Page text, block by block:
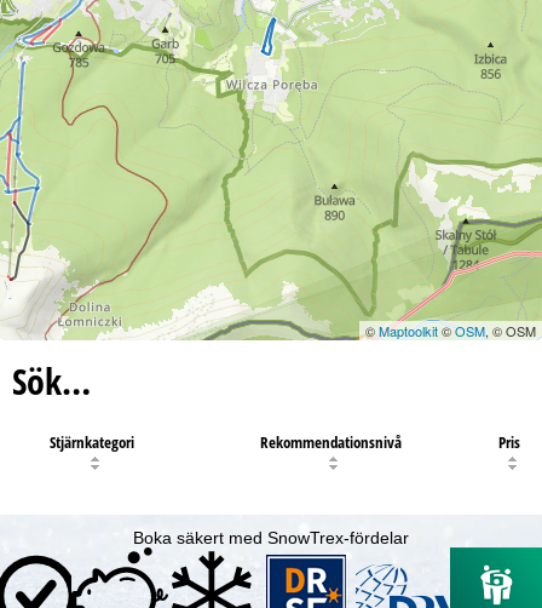
©Maptoolkit©OSM, © OSM
Sök…
Stjärnkategori Rekommendationsnivå Pris
Boka säkert med SnowTrex-fördelar